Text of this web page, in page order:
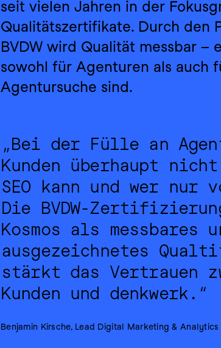
seit vielen Jahren in der
Qualitätszertifikate. Durch den
BVDW wird Qualität messbar –
sowohl für Agenturen als auch
Agentursuche sind.
„Bei der Fülle an
Kunden überhaupt
SEO kann und wer nur
Die BVDW-
Kosmos als messbares
ausgezeichnetes
stärkt das Vertrauen
Kunden und denkwerk.“
Benjamin Kirsche, Lead Digital Marketing &